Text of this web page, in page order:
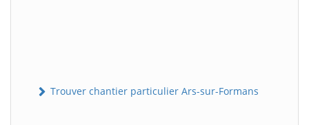
Trouver chantier particulier Ars-sur-Formans